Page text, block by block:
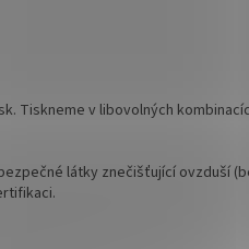
Tiskneme v libovolných
látky znečišťující ovzduší